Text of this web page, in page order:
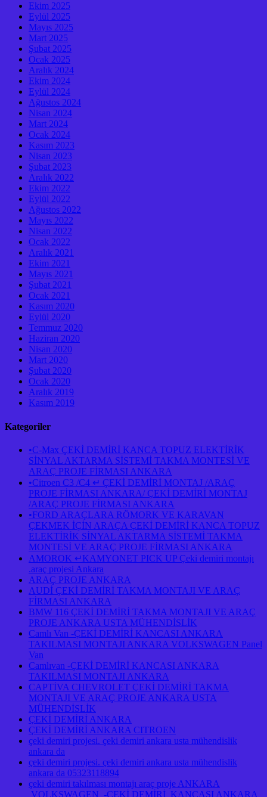
Ekim 2025
Eylül 2025
Mayıs 2025
Mart 2025
Şubat 2025
Ocak 2025
Aralık 2024
Ekim 2024
Eylül 2024
Ağustos 2024
Nisan 2024
Mart 2024
Ocak 2024
Kasım 2023
Nisan 2023
Şubat 2023
Aralık 2022
Ekim 2022
Eylül 2022
Ağustos 2022
Mayıs 2022
Nisan 2022
Ocak 2022
Aralık 2021
Ekim 2021
Mayıs 2021
Şubat 2021
Ocak 2021
Kasım 2020
Eylül 2020
Temmuz 2020
Haziran 2020
Nisan 2020
Mart 2020
Şubat 2020
Ocak 2020
Aralık 2019
Kasım 2019
Kategoriler
•C-Max ÇEKİ DEMİRİ KANCA TOPUZ ELEKTİRİK
SİNYAL AKTARMA SİSTEMİ TAKMA MONTESİ VE
ARAÇ PROJE FİRMASI ANKARA
•Citroen C3 /C4 ↵ ÇEKİ DEMİRİ MONTAJ /ARAÇ
PROJE FİRMASI ANKARA/ ÇEKİ DEMİRİ MONTAJ
/ARAÇ PROJE FİRMASI ANKARA
•FORD ARAÇLARA RÖMORK VE KARAVAN
ÇEKMEK İÇİN ARAÇA ÇEKİ DEMİRİ KANCA TOPUZ
ELEKTİRİK SİNYAL AKTARMA SİSTEMİ TAKMA
MONTESİ VE ARAÇ PROJE FİRMASI ANKARA
AMOROK ↵KAMYONET PICK UP Çeki demiri montajı
.araç projesi Ankara
ARAÇ PROJE ANKARA
AUDİ ÇEKİ DEMİRİ TAKMA MONTAJI VE ARAÇ
FİRMASI ANKARA
BMW 116 ÇEKİ DEMİRİ TAKMA MONTAJI VE ARAÇ
PROJE ANKARA USTA MÜHENDİSLİK
Camlı Van -ÇEKİ DEMİRİ KANCASI ANKARA
TAKILMASI MONTAJI ANKARA VOLKSWAGEN Panel
Van
Camlıvan -ÇEKİ DEMİRİ KANCASI ANKARA
TAKILMASI MONTAJI ANKARA
CAPTİVA CHEVROLET ÇEKİ DEMİRİ TAKMA
MONTAJI VE ARAÇ PROJE ANKARA USTA
MÜHENDİSLİK
ÇEKİ DEMİRİ ANKARA
ÇEKİ DEMİRİ ANKARA CITROEN
çeki demiri projesi. çeki demiri ankara usta mühendislik
ankara da
çeki demiri projesi. çeki demiri ankara usta mühendislik
ankara da 05323118894
çeki demiri takılması montajı araç proje ANKARA
VOLKSWAGEN -ÇEKİ DEMİRİ KANCASI ANKARA